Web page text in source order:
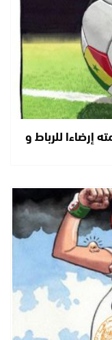
إرضاءا للرباط و